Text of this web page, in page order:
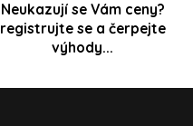
Neukazují se Vám ceny?
registrujte se a čerpejte
výhody...